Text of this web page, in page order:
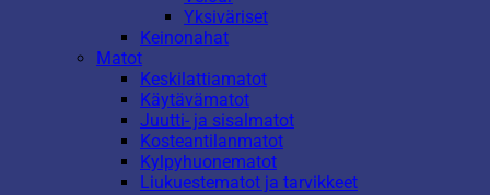
Yksiväriset
Keinonahat
Matot
Keskilattiamatot
Käytävämatot
Juutti- ja sisalmatot
Kosteantilanmatot
Kylpyhuonematot
Liukuestematot ja tarvikkeet